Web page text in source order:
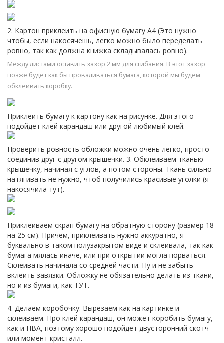
2. Картон приклеить на офисную бумагу А4 (Это нужно
чтобы, если накосячешь, легко можно было переделать
ровно, так как должна книжка складывалась ровно).
Между листами оставить зазор 2 мм для сгибания. В этот зазор
позже будет как бы проваливаться бумага, которой мы будем
обклеивать коробку.
Приклеить бумагу к картону как на рисунке. Для этого
подойдет клей карандаш или другой любимый клей.
Проверить ровность обложки можно очень легко, просто
соединив друг с другом крышечки. 3. Обклеиваем тканью
крышечку, начиная с углов, а потом стороны. Ткань сильно
натягивать не нужно, чтоб получились красивые уголки (я
накосячила тут).
Приклеиваем скрап бумагу на обратную сторону (размер 18
на 25 см). Причем, приклеивать нужно аккуратно, я
буквально в таком полузакрытом виде и склеивала, так как
бумага мялась иначе, или при открытии могла порваться.
Склеивать начинала со средней части. Ну и не забыть
вклеить завязки. Обложку не обязательно делать из ткани,
но и из бумаги, как ТУТ.
4. Делаем коробочку: Вырезаем как на картинке и
склеиваем. Про клей карандаш, он может коробить бумагу,
как и ПВА, поэтому хорошо подойдет двусторонний скотч
или момент кристалл.